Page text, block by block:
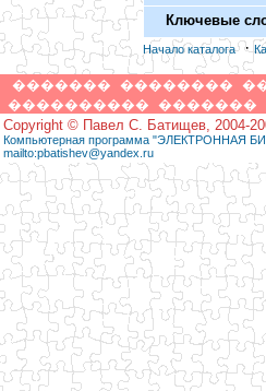
Ключевые
Начало каталога·
������� ��������
���������� �������
Copyright © Павел С. Батищев, 2004-
Компьютерная программа "ЭЛЕКТРОННАЯ
mailto:pbatishev@yandex.ru